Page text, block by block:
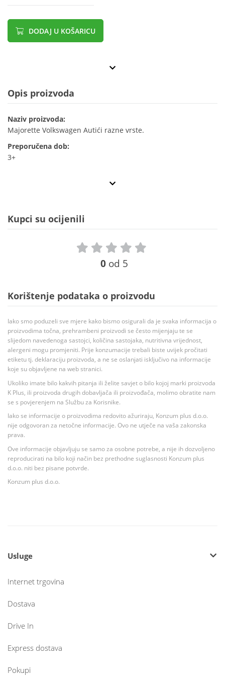
DODAJ U KOŠARICU
Opis proizvoda
Naziv proizvoda:
Majorette Volkswagen Autići razne vrste.
Preporučena dob:
3+
Kupci su ocijenili
0 od 5
Korištenje podataka o proizvodu
Iako smo poduzeli sve mjere kako bismo osigurali da je svaka informacija o
proizvodima točna, prehrambeni proizvodi se često mijenjaju te se
slijedom navedenoga sastojci, količina sastojaka, nutritivna vrijednost,
alergeni mogu promjeniti. Prije konzumacije trebali biste uvijek pročitati
etiketu tj. deklaraciju proizvoda, a ne se oslanjati isključivo na informacije
koje su objavljene na web stranici.
Ukoliko imate bilo kakvih pitanja ili želite savjet o bilo kojoj marki proizvoda
K Plus, ili proizvoda drugih dobavljača ili proizvođača, molimo obratite nam
se s povjerenjem na Službu za Korisnike.
Iako se informacije o proizvodima redovito ažuriraju, Konzum plus d.o.o.
nije odgovoran za netočne informacije. Ovo ne utječe na vaša zakonska
prava.
Ove informacije objavljuju se samo za osobne potrebe, a nije ih dozvoljeno
reproducirati na bilo koji način bez prethodne suglasnosti Konzum plus
d.o.o. niti bez pisane potvrde.
Konzum plus d.o.o.
Usluge
Internet trgovina
Dostava
Drive In
Express dostava
Pokupi